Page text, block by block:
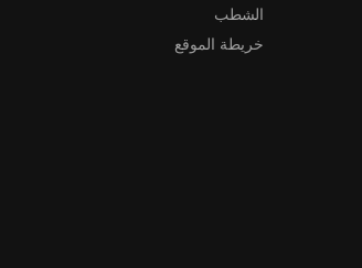
الشطب
خريطة الموقع